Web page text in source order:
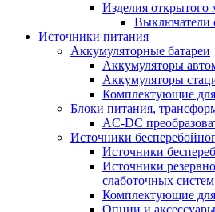
Изделия открытого
Выключатели
Источники питания
Аккумуляторные батареи
Аккумуляторы
Аккумуляторы
Комплектующие
Блоки питания,
AC-DC
Источники
Источники
Источники
слаботочных систем
Комплектующие
Опции и